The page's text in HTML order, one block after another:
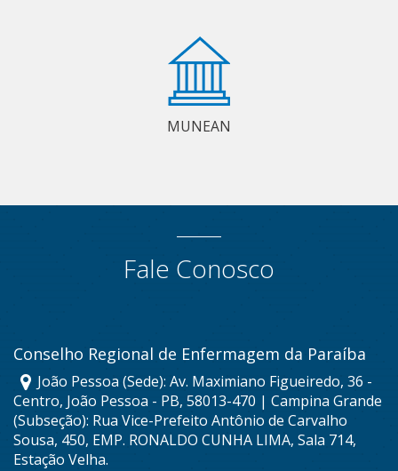
MUNEAN
Fale Conosco
Conselho Regional de Enfermagem da Paraíba
João Pessoa (Sede): Av. Maximiano Figueiredo, 36 -
Centro, João Pessoa - PB, 58013-470 | Campina Grande
(Subseção): Rua Vice-Prefeito Antônio de Carvalho
Sousa, 450, EMP. RONALDO CUNHA LIMA, Sala 714,
Estação Velha.